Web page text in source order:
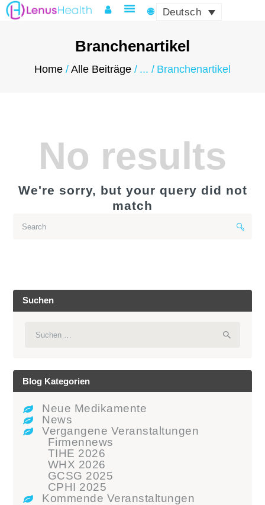
Deutsch
Branchenartikel
Home Alle Beiträge ... Branchenartikel
QUALITÄT & ZERTIFIKATE
LOGISTIK & COMPLIANCE
NEWS & EVENTS
No results
We're sorry, but your query did not
match
Suchen
nach:
Blog Kategorien
Neue Medikamente
News
Vergangene Veranstaltungen
Firmennews
TIHE 2026
WHX 2026
GCSG 2025
CPHI 2025
Kommende Veranstaltungen